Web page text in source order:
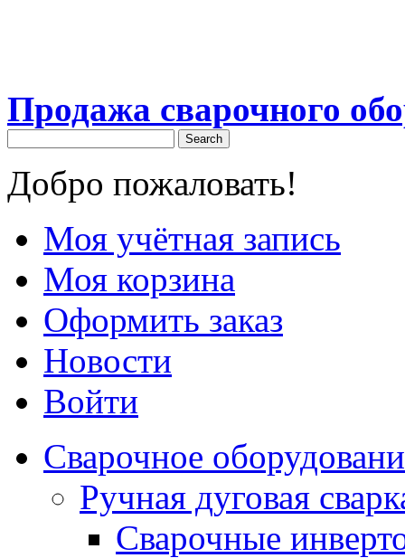
Продажа сварочного
Search
Добро пожаловать!
Моя учётная запись
Моя корзина
Оформить заказ
Новости
Войти
Сварочное
Ручная дуговая
Сварочные